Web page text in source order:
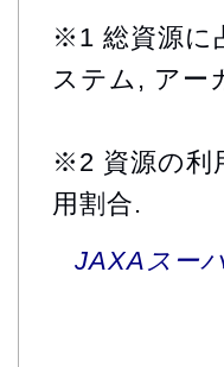
※1 総資源に
ステム, アー
※2 資源の利
用割合.
JAXAスー